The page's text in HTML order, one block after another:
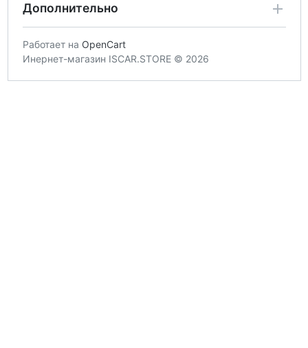
Дополнительно
Работает на OpenCart
Инернет-магазин ISCAR.STORE © 2026